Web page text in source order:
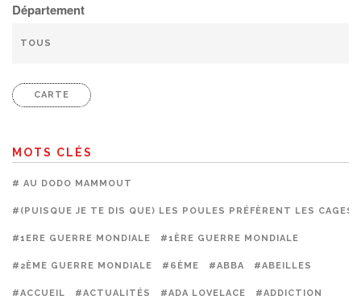
Département
CARTE
MOTS CLÉS
# AU DODO MAMMOUT
#(PUISQUE JE TE DIS QUE) LES POULES PRÉFÈRENT LES CAGES
#1ERE GUERRE MONDIALE #1ÈRE GUERRE MONDIALE
#2ÈME GUERRE MONDIALE #6ÈME #ABBA #ABEILLES
#ACCUEIL #ACTUALITÉS #ADA LOVELACE #ADDICTION